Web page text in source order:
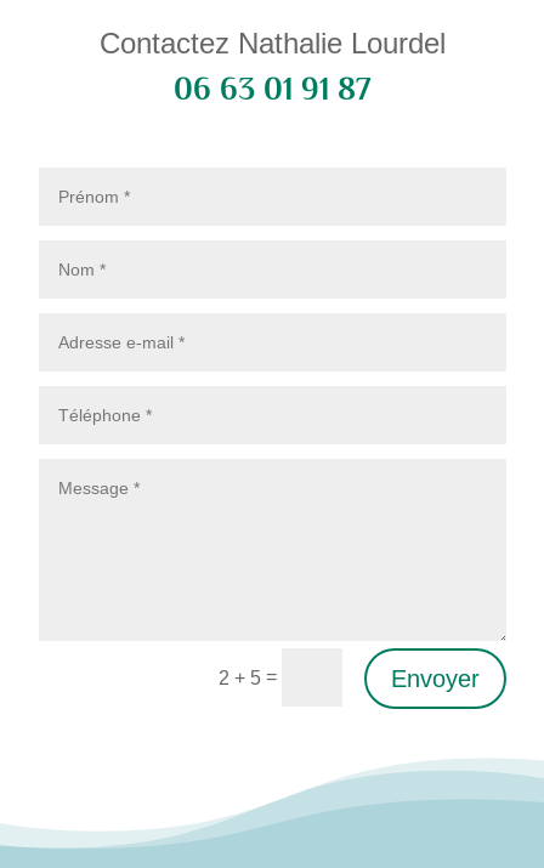
Contactez Nathalie Lourdel
06 63 01 91 87
2 + 5= Envoyer